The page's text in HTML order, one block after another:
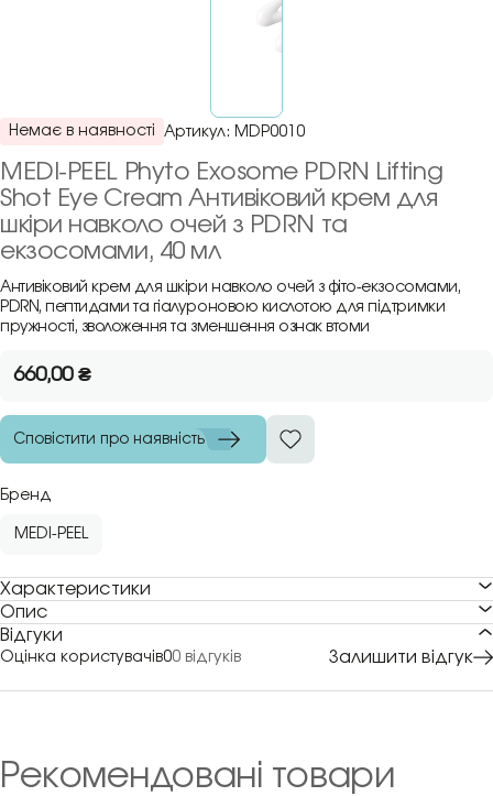
Немає в наявності Артикул: MDP0010
MEDI-PEEL Phyto Exosome PDRN Lifting
Shot Eye Cream Антивіковий крем для
шкіри навколо очей з PDRN та
екзосомами, 40 мл
Антивіковий крем для шкіри навколо очей з фіто-екзосомами,
PDRN, пептидами та гіалуроновою кислотою для підтримки
пружності, зволоження та зменшення ознак втоми
660,00₴
Сповістити про наявність
Бренд
MEDI-PEEL
Характеристики
Опис
Відгуки
Оцінка користувачів00 відгуків Залишити відгук
Рекомендовані товари